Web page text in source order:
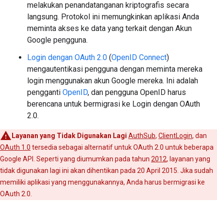
melakukan penandatanganan kriptografis secara
langsung. Protokol ini memungkinkan aplikasi Anda
meminta akses ke data yang terkait dengan Akun
Google pengguna.
Login dengan OAuth 2.0 (OpenID Connect)
mengautentikasi pengguna dengan meminta mereka
login menggunakan akun Google mereka. Ini adalah
pengganti OpenID, dan pengguna OpenID harus
berencana untuk bermigrasi ke Login dengan OAuth
2.0.
Layanan yang Tidak Digunakan Lagi AuthSub, ClientLogin, dan
OAuth 1.0 tersedia sebagai alternatif untuk OAuth 2.0 untuk beberapa
Google API. Seperti yang diumumkan pada tahun 2012, layanan yang
tidak digunakan lagi ini akan dihentikan pada 20 April 2015. Jika sudah
memiliki aplikasi yang menggunakannya, Anda harus bermigrasi ke
OAuth 2.0.